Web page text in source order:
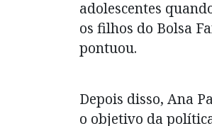
adolescentes
os filhos do Bolsa
pontuou.
Depois disso, Ana
o objetivo da